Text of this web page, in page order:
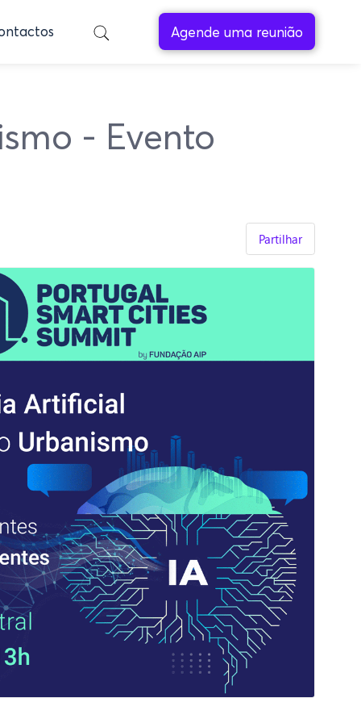
Agende uma reunião
- Evento
Partilhar